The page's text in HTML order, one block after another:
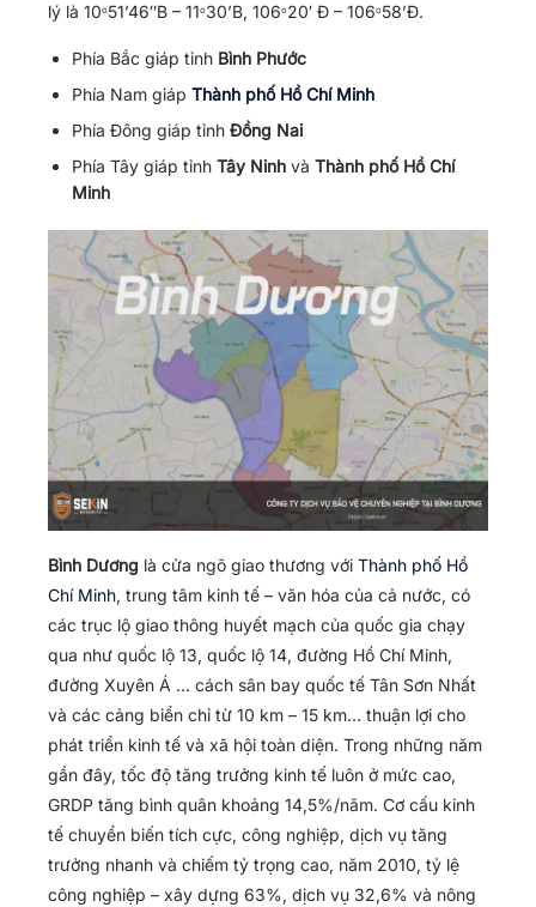
lý là 10o51’46″B – 11o30’B, 106o20′ Đ – 106o58’Đ.
Phía Bắc giáp tỉnh Bình Phước
Phía Nam giáp Thành phố Hồ Chí Minh
Phía Đông giáp tỉnh Đồng Nai
Phía Tây giáp tỉnh Tây Ninh và Thành phố Hồ Chí
Minh
Bình Dương là cửa ngõ giao thương với Thành phố Hồ
Chí Minh, trung tâm kinh tế – văn hóa của cả nước, có
các trục lộ giao thông huyết mạch của quốc gia chạy
qua như quốc lộ 13, quốc lộ 14, đường Hồ Chí Minh,
đường Xuyên Á … cách sân bay quốc tế Tân Sơn Nhất
và các cảng biển chỉ từ 10 km – 15 km… thuận lợi cho
phát triển kinh tế và xã hội toàn diện. Trong những năm
gần đây, tốc độ tăng trưởng kinh tế luôn ở mức cao,
GRDP tăng bình quân khoảng 14,5%/năm. Cơ cấu kinh
tế chuyển biến tích cực, công nghiệp, dịch vụ tăng
trưởng nhanh và chiếm tỷ trọng cao, năm 2010, tỷ lệ
công nghiệp – xây dựng 63%, dịch vụ 32,6% và nông